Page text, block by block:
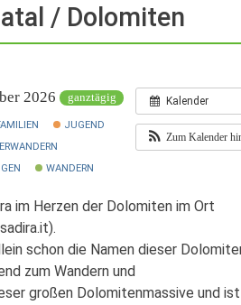
/ Dolomiten
Kalender
Zum Kalender
2026 ganztägig
JUGEND
WANDERN
im Herzen der Dolomiten im Ort
schon die Namen dieser
zum Wandern und
großen Dolomitenmassive und ist